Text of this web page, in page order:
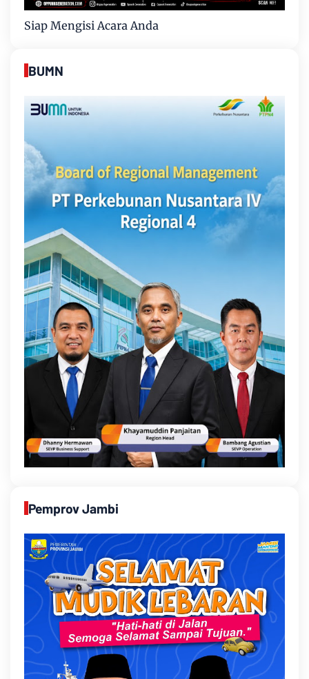
Siap Mengisi Acara Anda
BUMN
Pemprov Jambi